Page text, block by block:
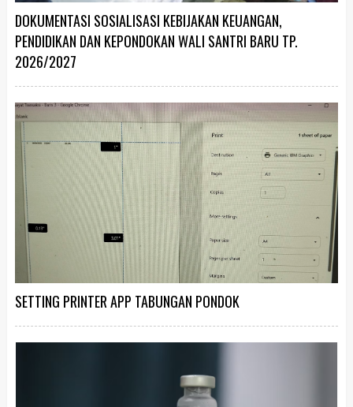
DOKUMENTASI SOSIALISASI KEBIJAKAN KEUANGAN,
PENDIDIKAN DAN KEPONDOKAN WALI SANTRI BARU TP.
2026/2027
SETTING PRINTER APP TABUNGAN PONDOK